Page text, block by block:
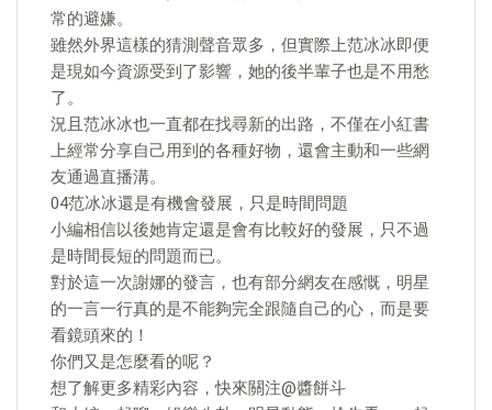
常的避嫌。
雖然外界這樣的猜測聲音眾多，但實際上范冰冰即便
是現如今資源受到了影響，她的後半輩子也是不用愁
了。
況且范冰冰也一直都在找尋新的出路，不僅在小紅書
上經常分享自己用到的各種好物，還會主動和一些網
友通過直播溝。
04范冰冰還是有機會發展，只是時間問題
​小編相信以後她肯定還是會有比較好的發展，只不過
是時間長短的問題而已。
對於這一次謝娜的發言，也有部分網友在感慨，明星
的一言一行真的是不能夠完全跟隨自己的心，而是要
看鏡頭來的！
你們又是怎麼看的呢？
想了解更多精彩內容，快來關注@醬餅斗